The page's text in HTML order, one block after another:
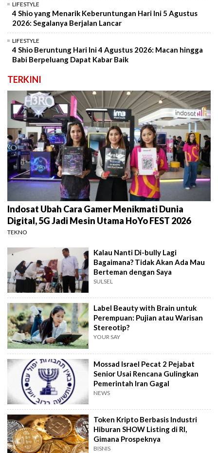
LIFESTYLE
4 Shio yang Menarik Keberuntungan Hari Ini 5 Agustus
2026: Segalanya Berjalan Lancar
LIFESTYLE
4 Shio Beruntung Hari Ini 4 Agustus 2026: Macan hingga
Babi Berpeluang Dapat Kabar Baik
TERKINI
Indosat Ubah Cara Gamer Menikmati Dunia
Digital, 5G Jadi Mesin Utama HoYo FEST 2026
TEKNO
Kalau Nanti Di-bully Lagi
Bagaimana? Tidak Akan Ada Mau
Berteman dengan Saya
SULSEL
Label Beauty with Brain untuk
Perempuan: Pujian atau Warisan
Stereotip?
YOUR SAY
Mossad Israel Pecat 2 Pejabat
Senior Usai Rencana Gulingkan
Pemerintah Iran Gagal
NEWS
Token Kripto Berbasis Industri
Hiburan SHOW Listing di RI,
Gimana Prospeknya
BISNIS